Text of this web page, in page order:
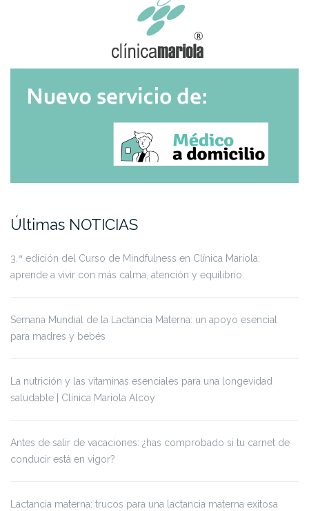
Últimas NOTICIAS
3.ª edición del Curso de Mindfulness en Clínica Mariola:
aprende a vivir con más calma, atención y equilibrio.
Semana Mundial de la Lactancia Materna: un apoyo esencial
para madres y bebés
La nutrición y las vitaminas esenciales para una longevidad
saludable | Clínica Mariola Alcoy
Antes de salir de vacaciones: ¿has comprobado si tu carnet de
conducir está en vigor?
Lactancia materna: trucos para una lactancia materna exitosa